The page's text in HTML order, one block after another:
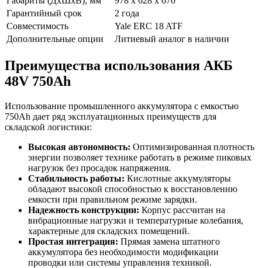
Гарантийный срок
2 года
Совместимость
Yale ERC 18 ATF
Дополнительные опции
Литиевый аналог в наличии
Преимущества использования АКБ
48V 750Ah
Использование промышленного аккумулятора с емкостью
750Ah дает ряд эксплуатационных преимуществ для
складской логистики:
Высокая автономность: Оптимизированная плотность
энергии позволяет технике работать в режиме пиковых
нагрузок без просадок напряжения.
Стабильность работы: Кислотные аккумуляторы
обладают высокой способностью к восстановлению
емкости при правильном режиме зарядки.
Надежность конструкции: Корпус рассчитан на
вибрационные нагрузки и температурные колебания,
характерные для складских помещений.
Простая интеграция: Прямая замена штатного
аккумулятора без необходимости модификации
проводки или системы управления техникой.